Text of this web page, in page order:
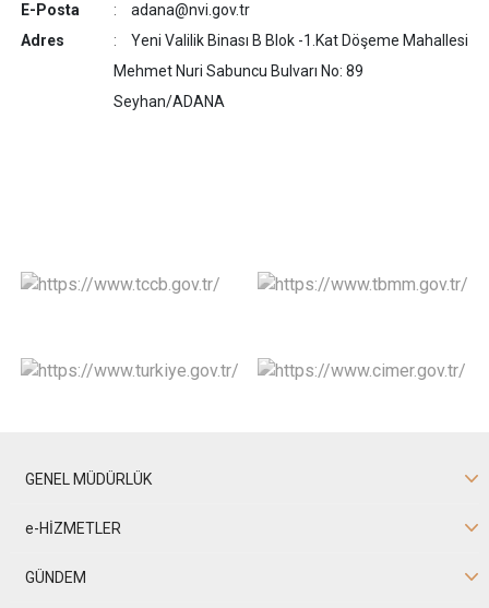
E-Posta
adana@nvi.gov.tr
Adres
Yeni Valilik Binası B Blok -1.Kat Döşeme Mahallesi
Mehmet Nuri Sabuncu Bulvarı No: 89
Seyhan/ADANA
GENEL MÜDÜRLÜK
e-HİZMETLER
GÜNDEM